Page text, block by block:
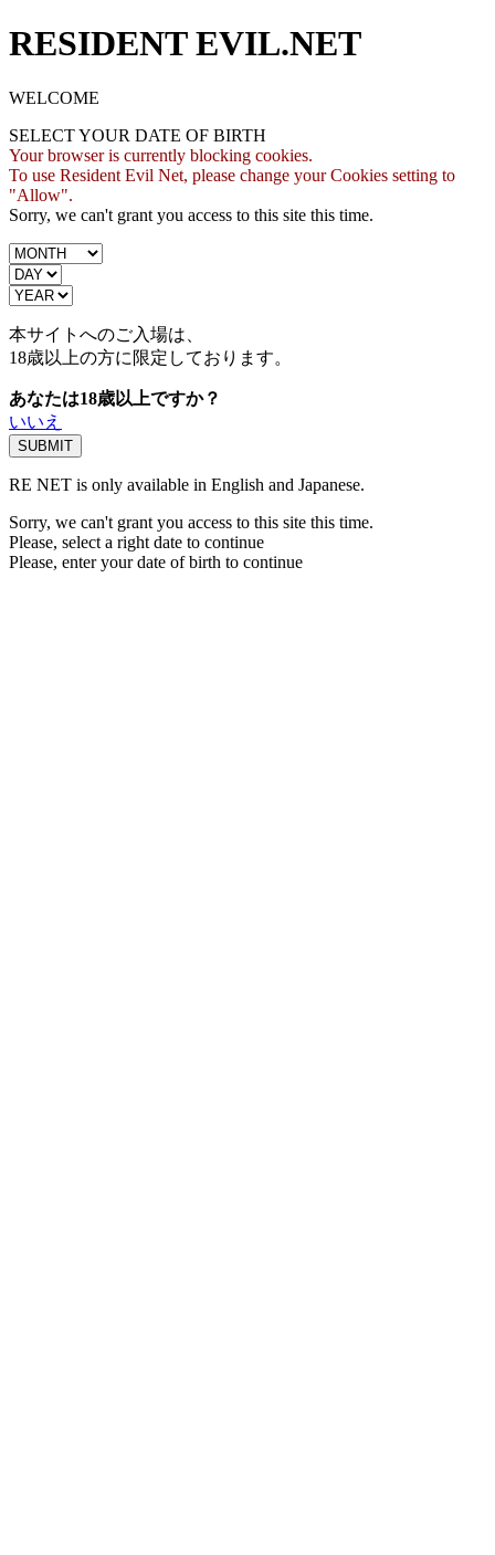
RESIDENT EVIL.NET
WELCOME
SELECT YOUR DATE OF BIRTH
Your browser is currently blocking cookies.
To use Resident Evil Net, please change your Cookies setting to
"Allow".
Sorry, we can't grant you access to this site this time.
本サイトへのご入場は、
18歳以上の方に限定しております。
あなたは18歳以上ですか？
いいえ
RE NET is only available in English and Japanese.
Sorry, we can't grant you access to this site this time.
Please, select a right date to continue
Please, enter your date of birth to continue